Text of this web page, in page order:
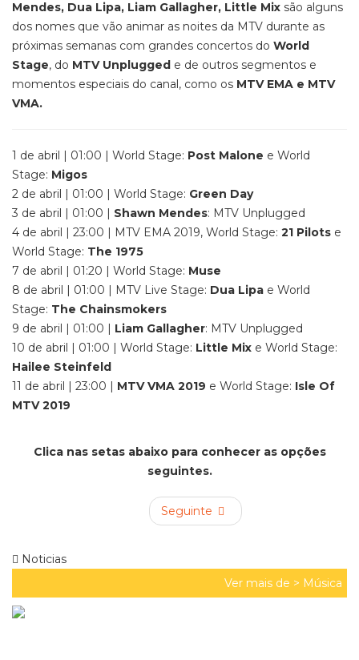
Mendes, Dua Lipa, Liam Gallagher, Little Mix são alguns
dos nomes que vão animar as noites da MTV durante as
próximas semanas com grandes concertos do World
Stage, do MTV Unplugged e de outros segmentos e
momentos especiais do canal, como os MTV EMA e MTV
VMA.
1 de abril | 01:00 | World Stage: Post Malone e World
Stage: Migos
2 de abril | 01:00 | World Stage: Green Day
3 de abril | 01:00 | Shawn Mendes: MTV Unplugged
4 de abril | 23:00 | MTV EMA 2019, World Stage: 21 Pilots e
World Stage: The 1975
7 de abril | 01:20 | World Stage: Muse
8 de abril | 01:00 | MTV Live Stage: Dua Lipa e World
Stage: The Chainsmokers
9 de abril | 01:00 | Liam Gallagher: MTV Unplugged
10 de abril | 01:00 | World Stage: Little Mix e World Stage:
Hailee Steinfeld
11 de abril | 23:00 | MTV VMA 2019 e World Stage: Isle Of
MTV 2019
Clica nas setas abaixo para conhecer as opções
seguintes.
Seguinte
Noticias
Ver mais de > Música